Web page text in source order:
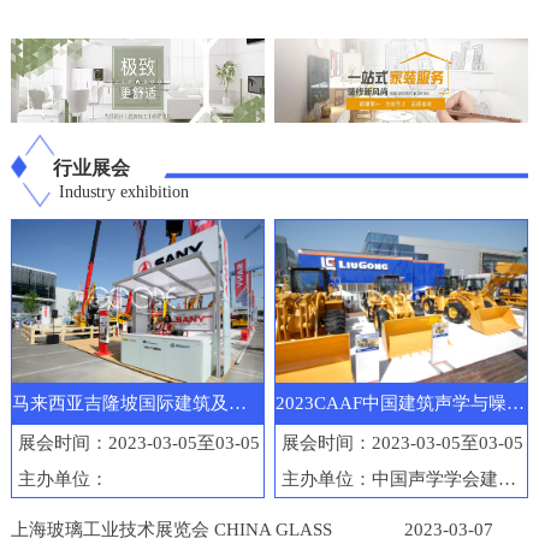
行业展会
Industry exhibition
马来西亚吉隆坡国际建筑及工程机械展览会
展会时间：2023-03-05至03-05
主办单位：
2023CAAF中国建筑声学与噪声控制产业博览会
展会时间：2023-03-05至03-05
主办单位：中国声学学会建筑声学分会
上海玻璃工业技术展览会 CHINA GLASS
2023-03-07